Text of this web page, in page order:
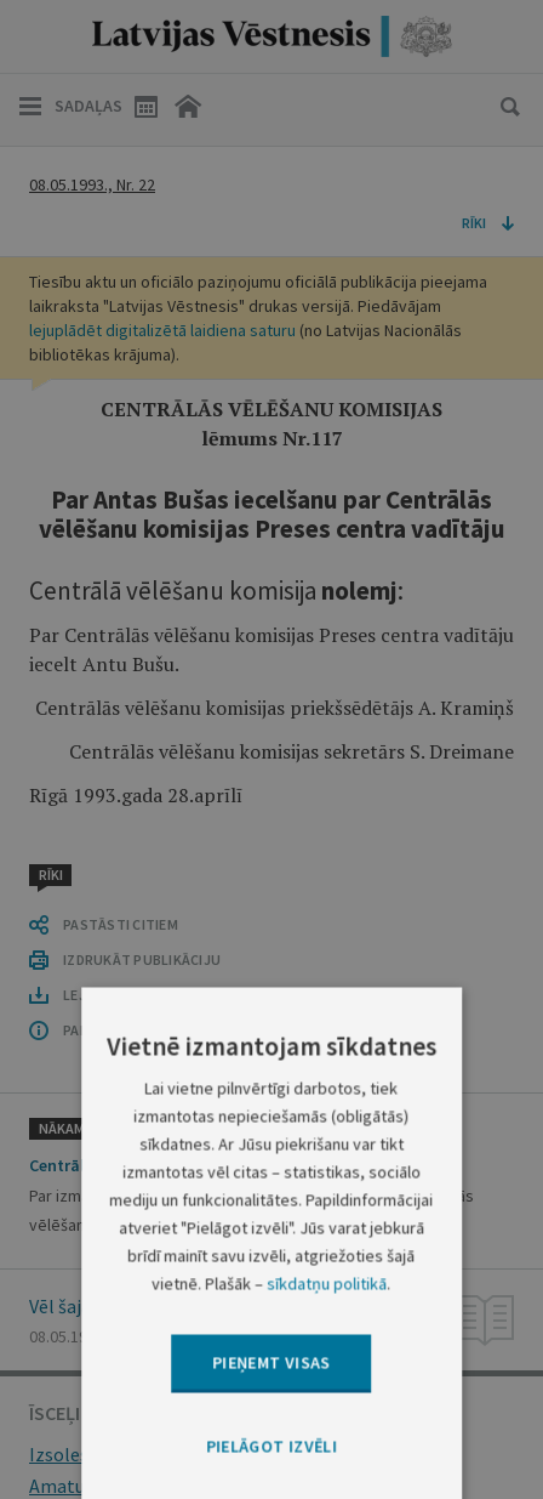
SADAĻAS
08.05.1993., Nr. 22
RĪKI
Tiesību aktu un oficiālo paziņojumu oficiālā publikācija pieejama
laikraksta "Latvijas Vēstnesis" drukas versijā. Piedāvājam
lejuplādēt digitalizētā laidiena saturu (no Latvijas Nacionālās
bibliotēkas krājuma).
CENTRĀLĀS VĒLĒŠANU KOMISIJAS
lēmums Nr.117
Par Antas Bušas iecelšanu par Centrālās
vēlēšanu komisijas Preses centra vadītāju
Centrālā vēlēšanu komisija nolemj:
Par Centrālās vēlēšanu komisijas Preses centra vadītāju
iecelt Antu Bušu.
Centrālās vēlēšanu komisijas priekšsēdētājs A. Kramiņš
Centrālās vēlēšanu komisijas sekretārs S. Dreimane
Rīgā 1993.gada 28.aprīlī
RĪKI
PASTĀSTI CITIEM
IZDRUKĀT PUBLIKĀCIJU
LEJUPLĀDĒT LAIDIENU (PDF)
PAR OFICIĀLO IZDEVUMU
NĀKAMAIS
Centrālās vēlēšanu komisijas lēmums Nr.118
Par izmaiņām Latvijas Republikas 5.Saeimas vēlēšanu vietējās
vēlēšanu komisijas sastāvā Beļģijā
Vēl šajā numurā
08.05.1993., Nr. 22
ĪSCEĻI
Izsoles
Amatu konkursi
Vietnē izmantojam sīkdatnes
Lai vietne pilnvērtīgi darbotos, tiek
izmantotas nepieciešamās (obligātās)
sīkdatnes. Ar Jūsu piekrišanu var tikt
izmantotas vēl citas – statistikas, sociālo
mediju un funkcionalitātes. Papildinformācijai
atveriet "Pielāgot izvēli". Jūs varat jebkurā
brīdī mainīt savu izvēli, atgriežoties šajā
vietnē. Plašāk –sīkdatņu politikā.
PIEŅEMT VISAS
PIELĀGOT IZVĒLI